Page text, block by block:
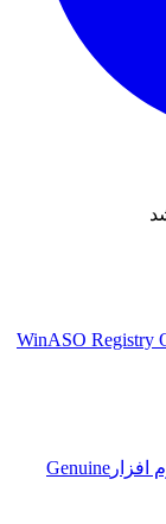
WinASO
Genuine